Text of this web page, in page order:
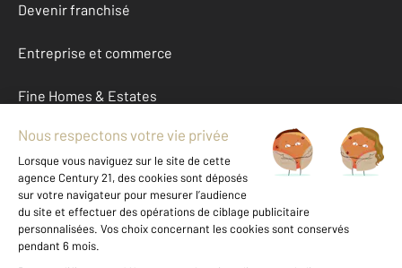
Devenir franchisé
Entreprise et commerce
Fine Homes & Estates
À propos
International
Nous contacter